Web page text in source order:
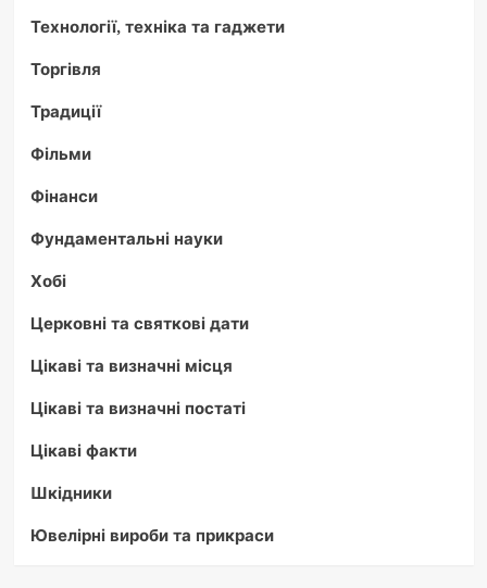
Технології, техніка та гаджети
Торгівля
Традиції
Фільми
Фінанси
Фундаментальні науки
Хобі
Церковні та святкові дати
Цікаві та визначні місця
Цікаві та визначні постаті
Цікаві факти
Шкідники
Ювелірні вироби та прикраси